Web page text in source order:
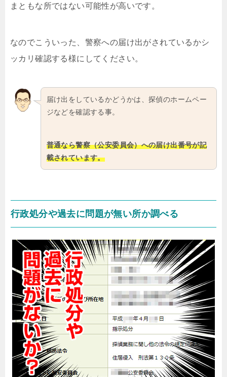
まともな所ではない可能性が高いです。
なのでこういった、警察への届け出がされているかシ
ッカリ確認する様にしてください。
届け出をしているかどうかは、探偵のホームペー
ジなどを確認する事。
普通なら警察（公安委員会）への届け出番号が記
載されています。
行政処分や過去に問題が無い所か調べる